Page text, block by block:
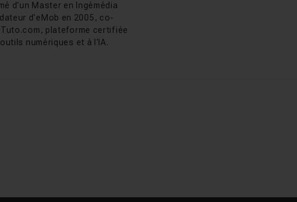
d'un Master en Ingémédia
d'eMob en 2005, co-
plateforme certifiée
numériques et à l'IA.